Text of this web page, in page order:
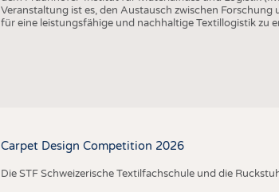
Veranstaltung ist es, den Austausch zwischen
für eine leistungsfähige und nachhaltige Textillogistik zu
Carpet Design Competition 2026
Die STF Schweizerische Textilfachschule und die